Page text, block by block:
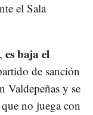
el Sala
es baja el
de sanción
Valdepeñas y se
no juega con